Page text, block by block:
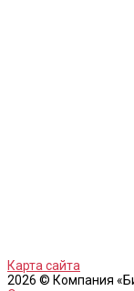
Карта сайта
2026 © Компания